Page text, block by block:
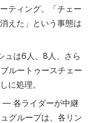
ティング。「チェー
えた」という事態は
ュは6人、8人、さら
ルートゥースチェー
に処理。
— 各ライダーが中継
グループは、各リン